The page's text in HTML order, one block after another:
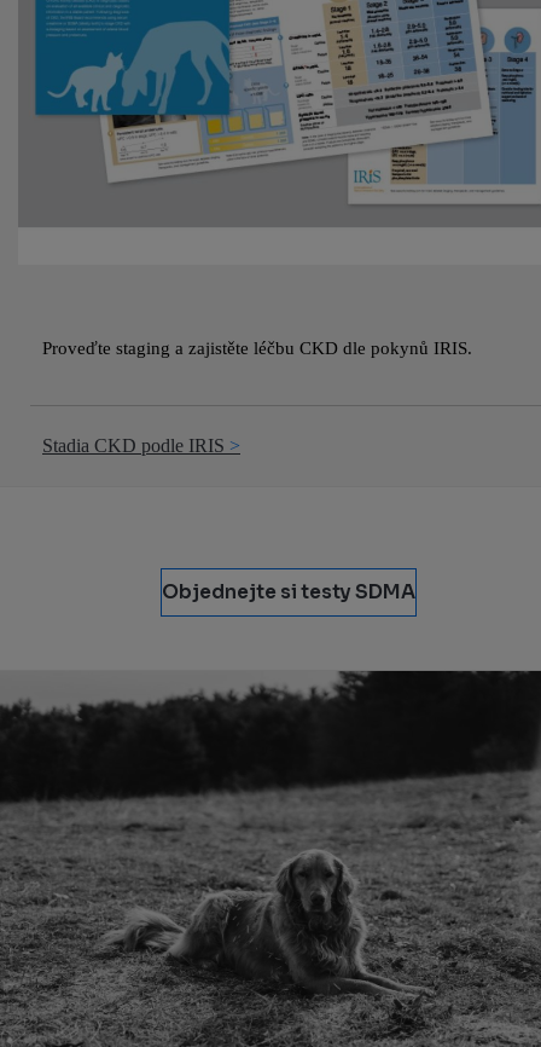
Proveďte staging a zajistěte léčbu CKD dle pokynů IRIS.
Stadia CKD podle IRIS
Objednejte si testy SDMA